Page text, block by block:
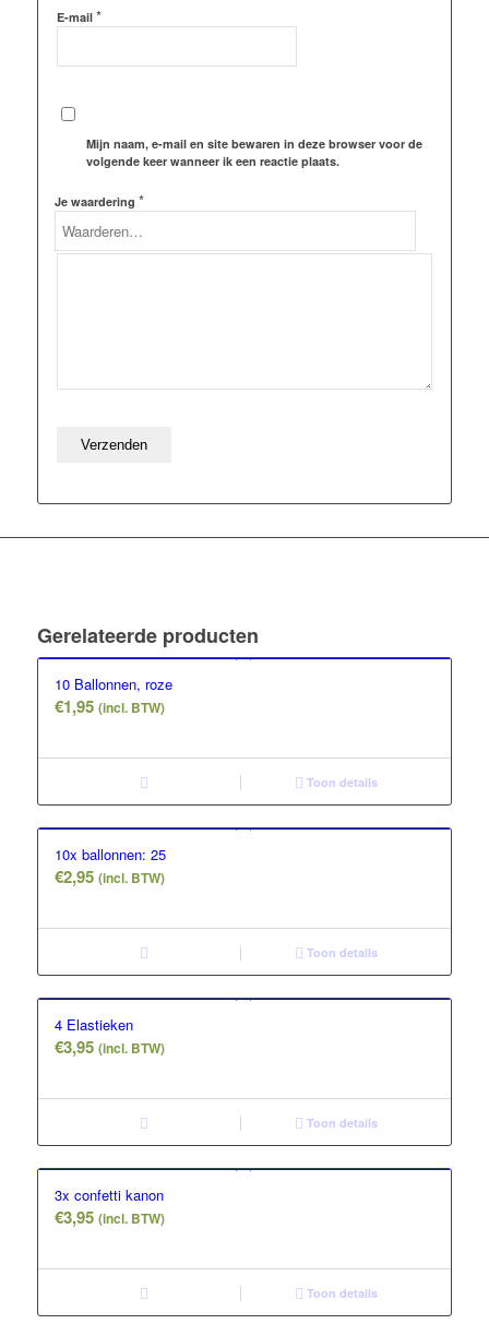
E-mail *
Mijn naam, e-mail en site bewaren in deze browser voor de
volgende keer wanneer ik een reactie plaats.
Je waardering *
Gerelateerde producten
10 Ballonnen, roze
€1,95 (incl. BTW)
Toon details
10x ballonnen: 25
€2,95 (incl. BTW)
Toon details
4 Elastieken
€3,95 (incl. BTW)
Toon details
3x confetti kanon
€3,95 (incl. BTW)
Toon details